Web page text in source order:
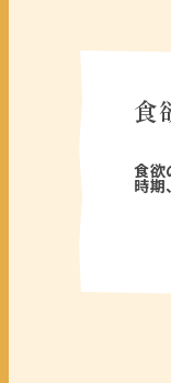
食
食欲
時